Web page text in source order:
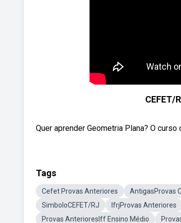
CEFET/
Quer aprender Geometria Plana? O
Tags
Cefet Provas Anteriores AntigasProvas
SimboloCEFET/RJ
IfrjProvas Anteriores
Provas AnterioresIff Ensino Médio